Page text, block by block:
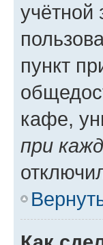
учётной
пункт
кафе,
при